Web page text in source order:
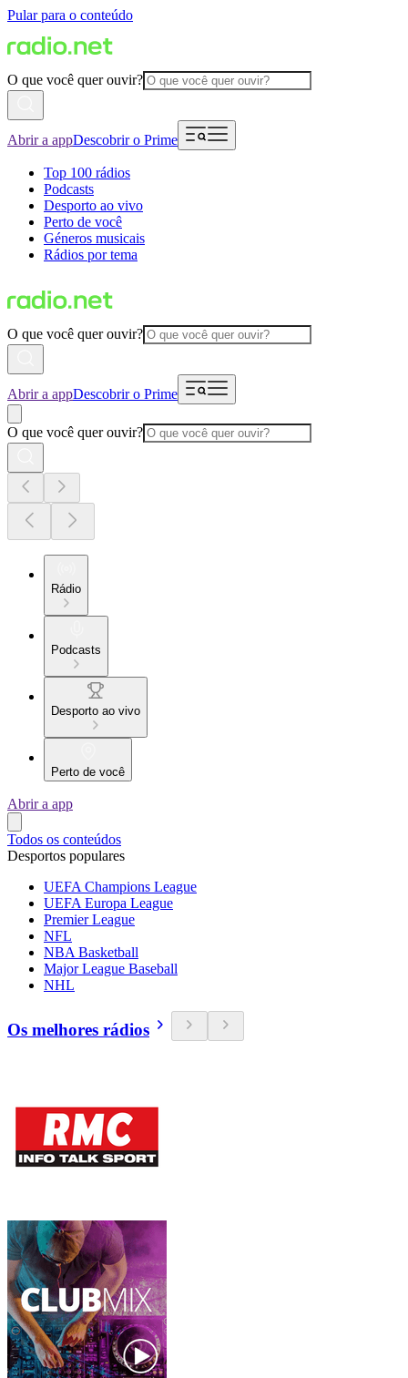
Pular para o conteúdo
O que você quer ouvir?
Abrir a appDescobrir o Prime
Top 100 rádios
Podcasts
Desporto ao vivo
Perto de você
Géneros musicais
Rádios por tema
O que você quer ouvir?
Abrir a appDescobrir o Prime
O que você quer ouvir?
Rádio
Podcasts
Desporto ao vivo
Perto de você
Abrir a app
Todos os conteúdos
Desportos populares
UEFA Champions League
UEFA Europa League
Premier League
NFL
NBA Basketball
Major League Baseball
NHL
Os melhores rádios